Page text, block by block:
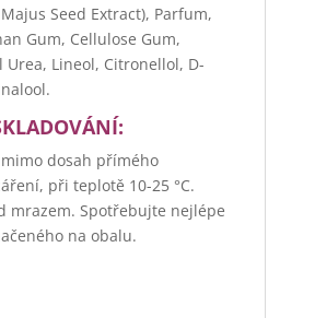
Seed Extract), Parfum,
Gum, Cellulose Gum,
Urea, Lineol, Citronellol, D-
dosah přímého
při teplotě 10-25 °C.
mrazem. Spotřebujte nejlépe
na obalu.